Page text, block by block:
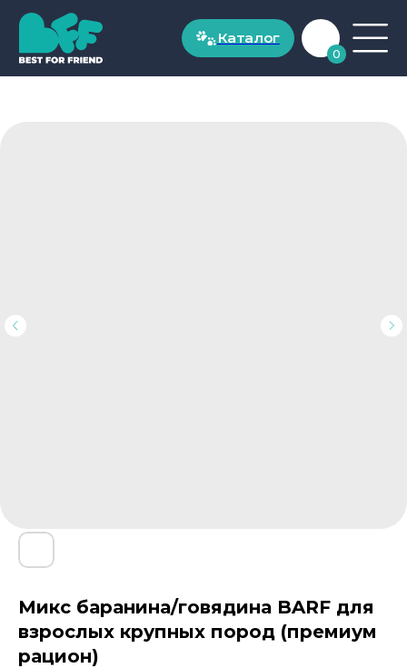
0
Каталог
Каталог
Микс баранина/говядина BARF для
взрослых крупных пород (премиум
рацион)